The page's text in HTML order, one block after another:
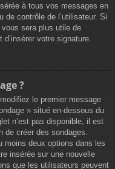
à tous vos messages en
de contrôle de l’utilisateur. Si
sera plus utile de
votre signature.
?
le premier message
» situé en-dessous du
n’est pas disponible, il est
de créer des sondages.
moins deux options dans les
insérée sur une nouvelle
que les utilisateurs peuvent